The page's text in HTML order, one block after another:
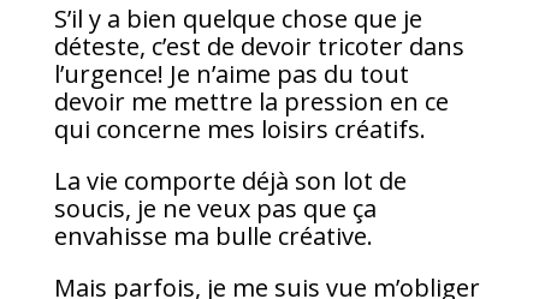
S’il y a bien quelque chose que je
déteste, c’est de devoir tricoter dans
l’urgence! Je n’aime pas du tout
devoir me mettre la pression en ce
qui concerne mes loisirs créatifs.
La vie comporte déjà son lot de
soucis, je ne veux pas que ça
envahisse ma bulle créative.
Mais parfois, je me suis vue m’obliger